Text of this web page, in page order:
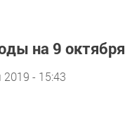
на 9 октября
2019 - 15:43